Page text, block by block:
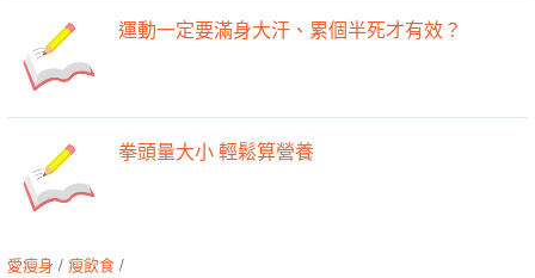
運動一定要滿身大汗、累個半死才有效？
拳頭量大小 輕鬆算營養
愛瘦身 / 瘦飲食 /